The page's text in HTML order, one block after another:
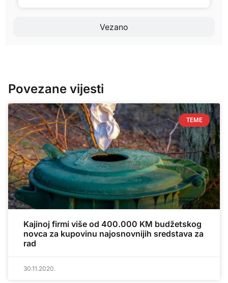
Vezano
Povezane vijesti
TEME
Kajinoj firmi više od 400.000 KM budžetskog
novca za kupovinu najosnovnijih sredstava za
rad
30.11.2020.